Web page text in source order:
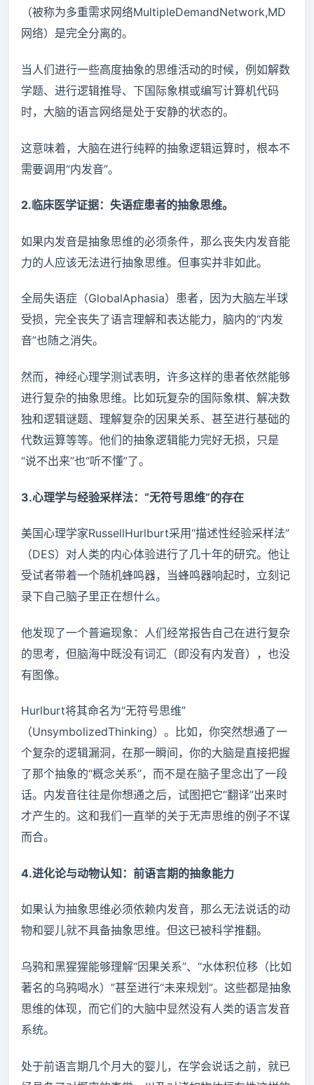
（被称为多重需求网络MultipleDemandNetwork,MD
网络）是完全分离的。
当人们进行一些高度抽象的思维活动的时候，例如解数
学题、进行逻辑推导、下国际象棋或编写计算机代码
时，大脑的语言网络是处于安静的状态的。
这意味着，大脑在进行纯粹的抽象逻辑运算时，根本不
需要调用“内发音”。
2.临床医学证据：失语症患者的抽象思维。
如果内发音是抽象思维的必须条件，那么丧失内发音能
力的人应该无法进行抽象思维。但事实并非如此。
全局失语症（GlobalAphasia）患者，因为大脑左半球
受损，完全丧失了语言理解和表达能力，脑内的“内发
音”也随之消失。
然而，神经心理学测试表明，许多这样的患者依然能够
进行复杂的抽象思维。比如玩复杂的国际象棋、解决数
独和逻辑谜题、理解复杂的因果关系、甚至进行基础的
代数运算等等。他们的抽象逻辑能力完好无损，只是
“说不出来”也“听不懂”了。
3.心理学与经验采样法：“无符号思维”的存在
美国心理学家RussellHurlburt采用“描述性经验采样法”
（DES）对人类的内心体验进行了几十年的研究。他让
受试者带着一个随机蜂鸣器，当蜂鸣器响起时，立刻记
录下自己脑子里正在想什么。
他发现了一个普遍现象：人们经常报告自己在进行复杂
的思考，但脑海中既没有词汇（即没有内发音），也没
有图像。
Hurlburt将其命名为“无符号思维”
（UnsymbolizedThinking）。比如，你突然想通了一
个复杂的逻辑漏洞，在那一瞬间，你的大脑是直接把握
了那个抽象的“概念关系”，而不是在脑子里念出了一段
话。内发音往往是你想通之后，试图把它“翻译”出来时
才产生的。这和我们一直举的关于无声思维的例子不谋
而合。
4.进化论与动物认知：前语言期的抽象能力
如果认为抽象思维必须依赖内发音，那么无法说话的动
物和婴儿就不具备抽象思维。但这已被科学推翻。
乌鸦和黑猩猩能够理解“因果关系”、“水体积位移（比如
著名的乌鸦喝水）”甚至进行“未来规划”。这些都是抽象
思维的体现，而它们的大脑中显然没有人类的语言发音
系统。
处于前语言期几个月大的婴儿，在学会说话之前，就已